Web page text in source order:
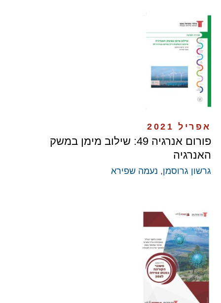
אפריל 2021
פורום אנרגיה 49: שילוב מימן במשק
האנרגיה
גרשון גרוסמן, נעמה שפירא